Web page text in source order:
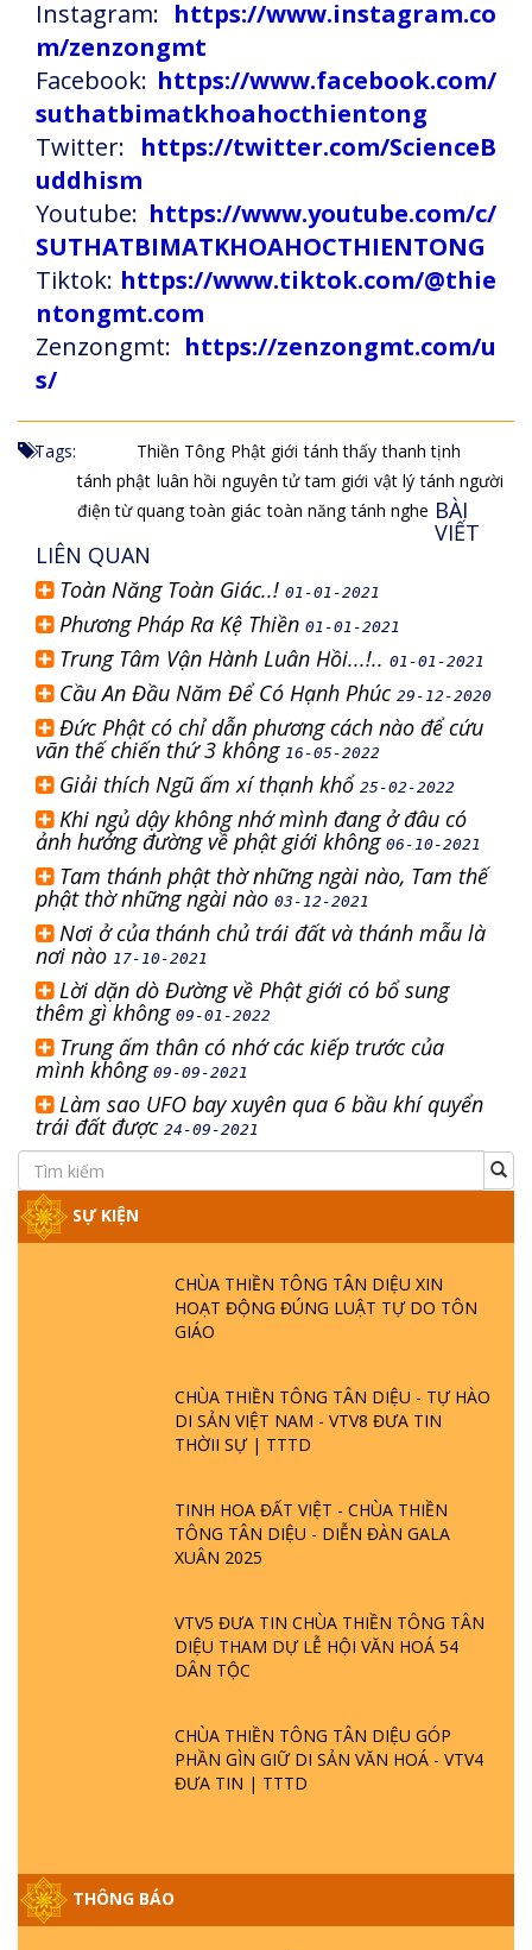
Instagram: https://www.instagram.co
m/zenzongmt
Facebook: https://www.facebook.com/
suthatbimatkhoahocthientong
Twitter: https://twitter.com/ScienceB
uddhism
Youtube: https://www.youtube.com/c/
SUTHATBIMATKHOAHOCTHIENTONG
Tiktok: https://www.tiktok.com/@thie
ntongmt.com
Zenzongmt: https://zenzongmt.com/u
s/
Tags: Thiền Tông Phật giới tánh thấy thanh tịnh
tánh phật luân hồi nguyên tử tam giới vật lý tánh người
điện từ quang toàn giác toàn năng tánh nghe BÀI
VIẾT
LIÊN QUAN
Toàn Năng Toàn Giác..! 01-01-2021
Phương Pháp Ra Kệ Thiền 01-01-2021
Trung Tâm Vận Hành Luân Hồi...!.. 01-01-2021
Cầu An Đầu Năm Để Có Hạnh Phúc 29-12-2020
Đức Phật có chỉ dẫn phương cách nào để cứu
vãn thế chiến thứ 3 không 16-05-2022
Giải thích Ngũ ấm xí thạnh khổ 25-02-2022
Khi ngủ dậy không nhớ mình đang ở đâu có
ảnh hưởng đường về phật giới không 06-10-2021
Tam thánh phật thờ những ngài nào, Tam thế
phật thờ những ngài nào 03-12-2021
Nơi ở của thánh chủ trái đất và thánh mẫu là
nơi nào 17-10-2021
Lời dặn dò Đường về Phật giới có bổ sung
thêm gì không 09-01-2022
Trung ấm thân có nhớ các kiếp trước của
mình không 09-09-2021
Làm sao UFO bay xuyên qua 6 bầu khí quyển
trái đất được 24-09-2021
SỰ KIỆN
CHÙA THIỀN TÔNG TÂN DIỆU XIN
HOẠT ĐỘNG ĐÚNG LUẬT TỰ DO TÔN
GIÁO
CHÙA THIỀN TÔNG TÂN DIỆU - TỰ HÀO
DI SẢN VIỆT NAM - VTV8 ĐƯA TIN
THỜII SỰ | TTTD
TINH HOA ĐẤT VIỆT - CHÙA THIỀN
TÔNG TÂN DIỆU - DIỄN ĐÀN GALA
XUÂN 2025
VTV5 ĐƯA TIN CHÙA THIỀN TÔNG TÂN
DIỆU THAM DỰ LỄ HỘI VĂN HOÁ 54
DÂN TỘC
CHÙA THIỀN TÔNG TÂN DIỆU GÓP
PHẦN GÌN GIỮ DI SẢN VĂN HOÁ - VTV4
ĐƯA TIN | TTTD
THÔNG BÁOGIẢI ĐÁP ĐẶC BIỆT P25 - SUỐT 49 NĂM